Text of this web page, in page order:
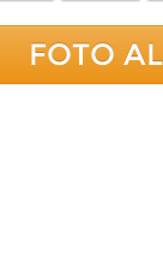
FOTO